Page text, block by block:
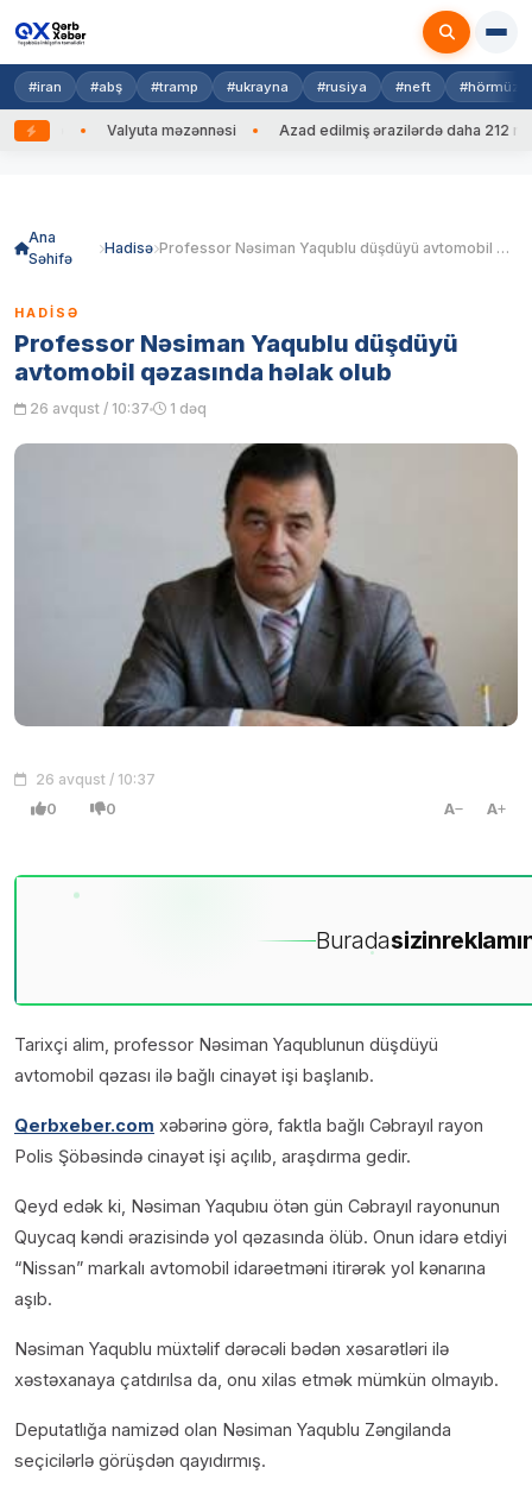
#iran #abş #tramp #ukrayna #rusiya #neft #hörmüz
Valyuta məzənnəsi Azad edilmiş ərazilərdə daha 212 mina,
Ana
Səhifə
Hadisə Professor Nəsiman Yaqublu düşdüyü avtomobil qəzasında həlak olub
HADISƏ
Professor Nəsiman Yaqublu düşdüyü
avtomobil qəzasında həlak olub
26 avqust / 10:37 1 dəq
26 avqust / 10:37
0 0 A A
Buradasizin
Tarixçi alim, professor Nəsiman Yaqublunun düşdüyü
avtomobil qəzası ilə bağlı cinayət işi başlanıb.
Qerbxeber.com xəbərinə görə, faktla bağlı Cəbrayıl rayon
Polis Şöbəsində cinayət işi açılıb, araşdırma gedir.
Qeyd edək ki, Nəsiman Yaqubıu ötən gün Cəbrayıl rayonunun
Quycaq kəndi ərazisində yol qəzasında ölüb. Onun idarə etdiyi
“Nissan” markalı avtomobil idarəetməni itirərək yol kənarına
aşıb.
Nəsiman Yaqublu müxtəlif dərəcəli bədən xəsarətləri ilə
xəstəxanaya çatdırılsa da, onu xilas etmək mümkün olmayıb.
Deputatlığa namizəd olan Nəsiman Yaqublu Zəngilanda
seçicilərlə görüşdən qayıdırmış.